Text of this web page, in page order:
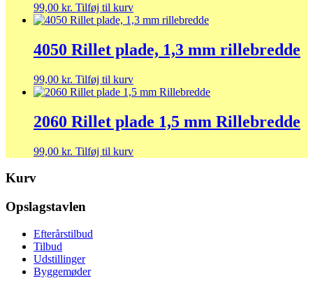
99,00 kr. Tilføj til kurv
4050 Rillet plade, 1,3 mm rillebredde
99,00 kr. Tilføj til kurv
2060 Rillet plade 1,5 mm Rillebredde
99,00 kr. Tilføj til kurv
Kurv
Opslagstavlen
Efterårstilbud
Tilbud
Udstillinger
Byggemøder